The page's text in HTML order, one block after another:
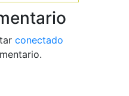
conectado